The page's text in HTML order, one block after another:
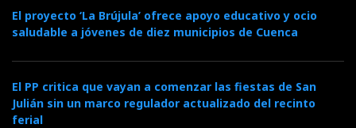
El proyecto ‘La Brújula’ ofrece apoyo educativo y ocio
saludable a jóvenes de diez municipios de Cuenca
El PP critica que vayan a comenzar las fiestas de San
Julián sin un marco regulador actualizado del recinto
ferial